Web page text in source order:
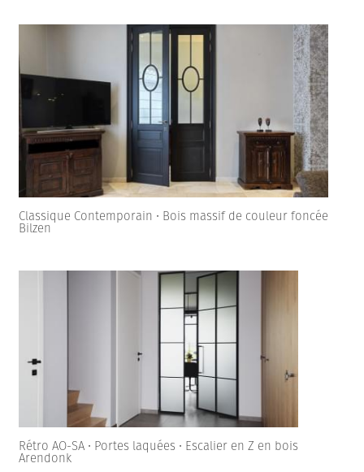
Classique Contemporain • Bois massif de couleur foncée
Bilzen
Rétro AO-SA • Portes laquées • Escalier en Z en bois
Arendonk